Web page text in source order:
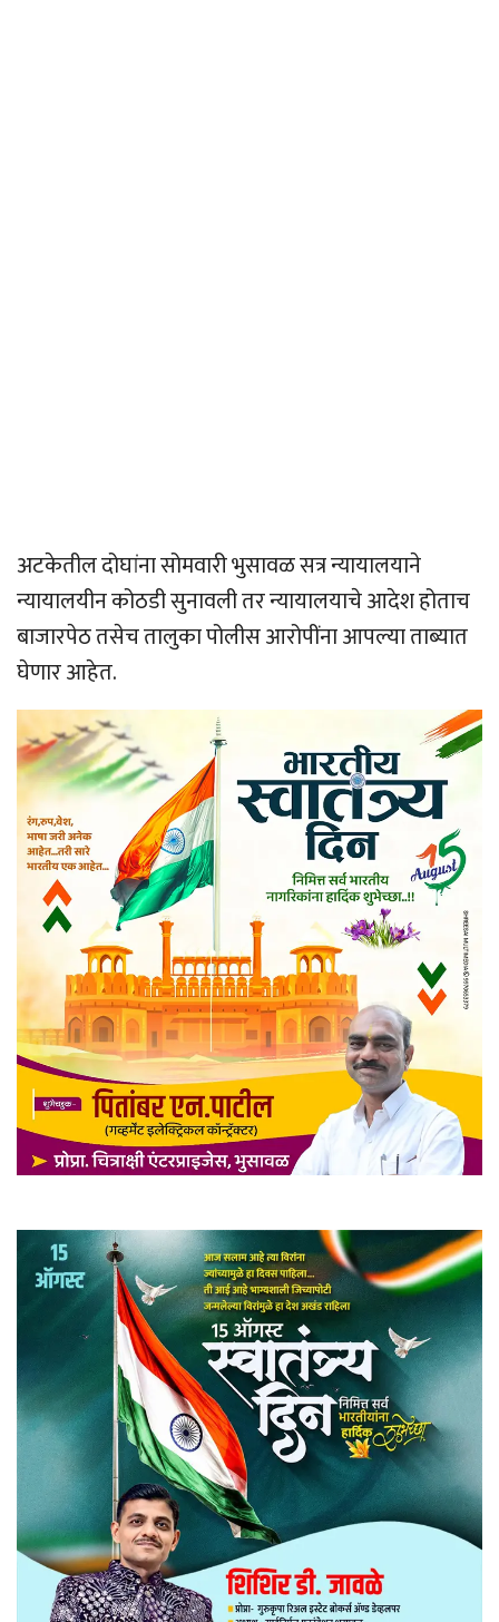
अटकेतील दोघांना सोमवारी भुसावळ सत्र न्यायालयाने
न्यायालयीन कोठडी सुनावली तर न्यायालयाचे आदेश होताच
बाजारपेठ तसेच तालुका पोलीस आरोपींना आपल्या ताब्यात
घेणार आहेत.